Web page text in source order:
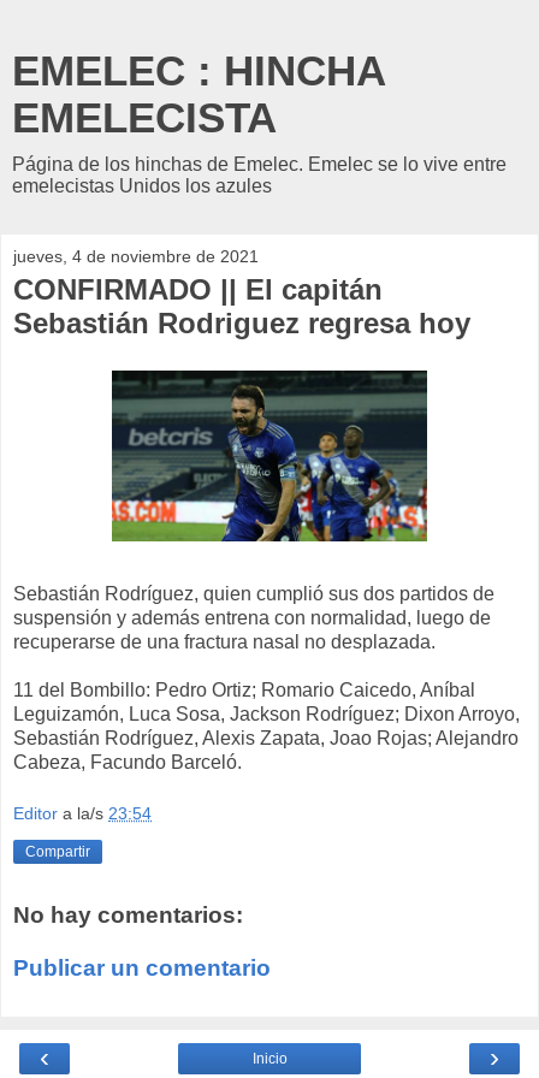
EMELEC : HINCHA
EMELECISTA
Página de los hinchas de Emelec. Emelec se lo vive entre
emelecistas Unidos los azules
jueves, 4 de noviembre de 2021
CONFIRMADO || El capitán
Sebastián Rodriguez regresa hoy
Sebastián Rodríguez, quien cumplió sus dos partidos de
suspensión y además entrena con normalidad, luego de
recuperarse de una fractura nasal no desplazada.
11 del Bombillo: Pedro Ortiz; Romario Caicedo, Aníbal
Leguizamón, Luca Sosa, Jackson Rodríguez; Dixon Arroyo,
Sebastián Rodríguez, Alexis Zapata, Joao Rojas; Alejandro
Cabeza, Facundo Barceló.
Editor a la/s 23:54
Compartir
No hay comentarios:
Publicar un comentario
‹ ›
Inicio